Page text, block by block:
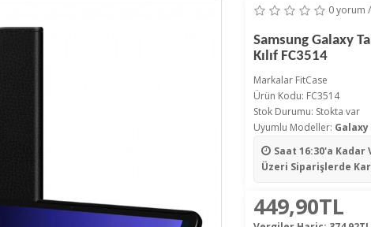
0 yorum /
Samsung Galaxy
Kılıf FC3514
Markalar FitCase
Ürün Kodu: FC3514
Stok Durumu: Stokta var
Uyumlu Modeller: Galaxy
Saat 16:30'a
Üzeri Siparişlerde
449,90TL